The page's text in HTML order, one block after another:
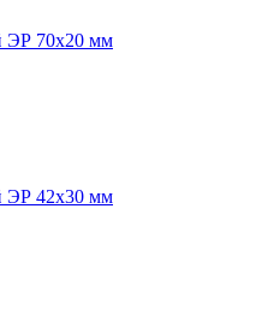
ЭР 70х20 мм
ЭР 42х30 мм